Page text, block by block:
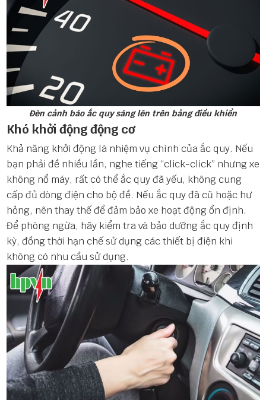
Đèn cảnh báo ắc quy sáng lên trên bảng điều khiển
Khó khởi động động cơ
Khả năng khởi động là nhiệm vụ chính của ắc quy. Nếu
bạn phải đề nhiều lần, nghe tiếng “click-click” nhưng xe
không nổ máy, rất có thể ắc quy đã yếu, không cung
cấp đủ dòng điện cho bộ đề. Nếu ắc quy đã cũ hoặc hư
hỏng, nên thay thế để đảm bảo xe hoạt động ổn định.
Để phòng ngừa, hãy kiểm tra và bảo dưỡng ắc quy định
kỳ, đồng thời hạn chế sử dụng các thiết bị điện khi
không có nhu cầu sử dụng.